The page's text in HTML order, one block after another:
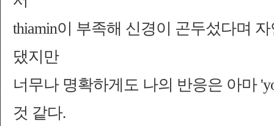
thiamin이 부족해 신경이 곤두섰다며
댔지만
너무나 명확하게도 나의 반응은 아마
것 같다.